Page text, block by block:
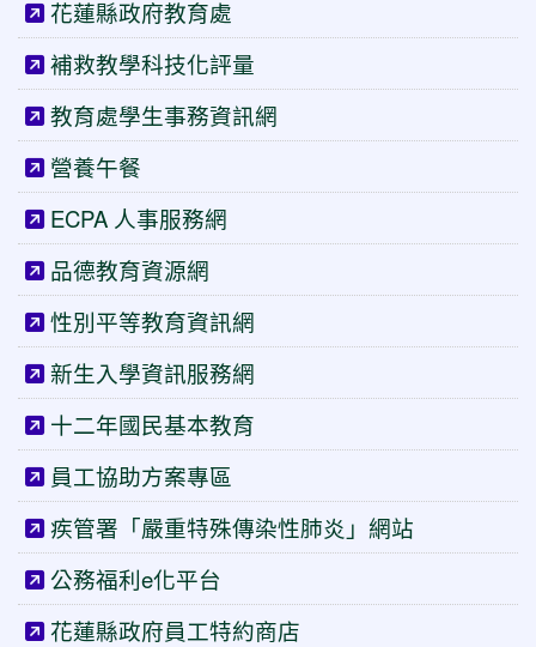
花蓮縣政府教育處
補救教學科技化評量
教育處學生事務資訊網
營養午餐
ECPA 人事服務網
品德教育資源網
性別平等教育資訊網
新生入學資訊服務網
十二年國民基本教育
員工協助方案專區
疾管署「嚴重特殊傳染性肺炎」網站
公務福利e化平台
花蓮縣政府員工特約商店